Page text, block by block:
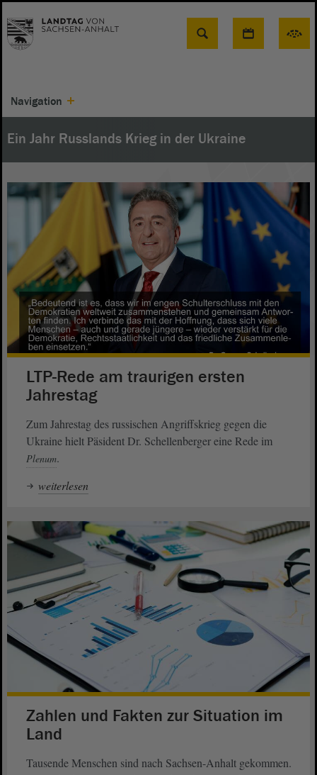
Suche
Navigation
Ein Jahr Russlands Krieg in der Ukraine
LTP-Rede am traurigen ersten
Jahrestag
Zum Jahrestag des russischen Angriffskrieg gegen die
Ukraine hielt Päsident Dr. Schellenberger eine Rede im
Plenum.
weiterlesen
Zahlen und Fakten zur Situation im
Land
Tausende Menschen sind nach Sachsen-Anhalt gekommen.